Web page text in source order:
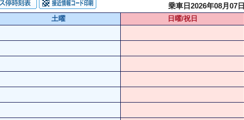
乗車日2026年08月07日
土曜
日曜/祝日